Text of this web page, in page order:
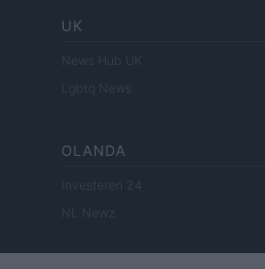
UK
News Hub UK
Lgbtq News
OLANDA
Investeren 24
NL Newz